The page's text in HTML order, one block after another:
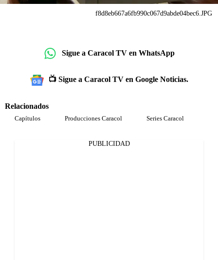
f8d8eb667a6fb990c067d9abde04bec6.JPG
Sigue a Caracol TV en WhatsApp
📺 Sigue a Caracol TV en Google Noticias.
Relacionados
Capítulos Producciones Caracol Series Caracol
PUBLICIDAD